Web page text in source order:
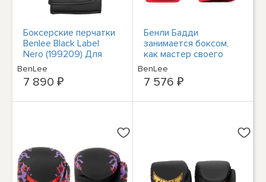
Боксерские перчатки
Benlee Black Label
Nero (199209) Для
бокса, кикбоксинга,
Тайского бокса
BenLee
7 890 ₽
Бенли Бадди
занимается боксом,
как мастер своего
дела
BenLee
7 576 ₽